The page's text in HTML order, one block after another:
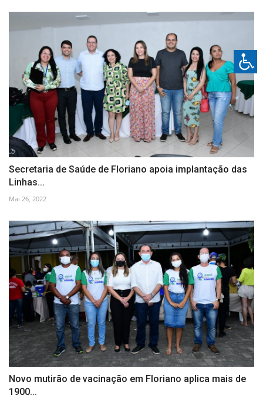
Secretaria de Saúde de Floriano apoia implantação das
Linhas...
Mai 26, 2022
Novo mutirão de vacinação em Floriano aplica mais de
1900...